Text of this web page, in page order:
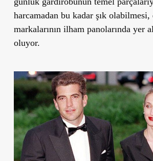
harcamadan bu kadar şık
markalarının ilham panolarında yer
oluyor.